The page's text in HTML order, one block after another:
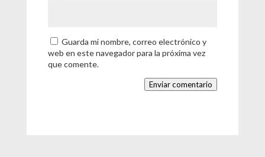
Guarda mi nombre, correo electrónico y
web en este navegador para la próxima vez
que comente.
Enviar comentario